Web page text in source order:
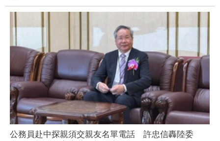
公務員赴中探親須交親友名單電話 許忠信轟陸委